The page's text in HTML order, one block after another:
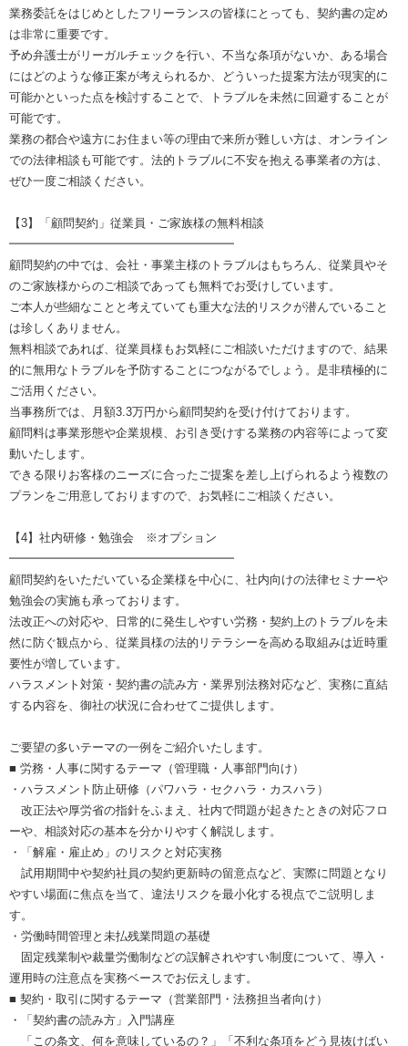
業務委託をはじめとしたフリーランスの皆様にとっても、契約書の定め
は非常に重要です。
予め弁護士がリーガルチェックを行い、不当な条項がないか、ある場合
にはどのような修正案が考えられるか、どういった提案方法が現実的に
可能かといった点を検討することで、トラブルを未然に回避することが
可能です。
業務の都合や遠方にお住まい等の理由で来所が難しい方は、オンライン
での法律相談も可能です。法的トラブルに不安を抱える事業者の方は、
ぜひ一度ご相談ください。
【3】「顧問契約」従業員・ご家族様の無料相談
━━━━━━━━━━━━━━━━━━━
顧問契約の中では、会社・事業主様のトラブルはもちろん、従業員やそ
のご家族様からのご相談であっても無料でお受けしています。
ご本人が些細なことと考えていても重大な法的リスクが潜んでいること
は珍しくありません。
無料相談であれば、従業員様もお気軽にご相談いただけますので、結果
的に無用なトラブルを予防することにつながるでしょう。是非積極的に
ご活用ください。
当事務所では、月額3.3万円から顧問契約を受け付けております。
顧問料は事業形態や企業規模、お引き受けする業務の内容等によって変
動いたします。
できる限りお客様のニーズに合ったご提案を差し上げられるよう複数の
プランをご用意しておりますので、お気軽にご相談ください。
【4】社内研修・勉強会 ※オプション
━━━━━━━━━━━━━━━━━━━
顧問契約をいただいている企業様を中心に、社内向けの法律セミナーや
勉強会の実施も承っております。
法改正への対応や、日常的に発生しやすい労務・契約上のトラブルを未
然に防ぐ観点から、従業員様の法的リテラシーを高める取組みは近時重
要性が増しています。
ハラスメント対策・契約書の読み方・業界別法務対応など、実務に直結
する内容を、御社の状況に合わせてご提供します。
ご要望の多いテーマの一例をご紹介いたします。
■ 労務・人事に関するテーマ（管理職・人事部門向け）
・ハラスメント防止研修（パワハラ・セクハラ・カスハラ）
改正法や厚労省の指針をふまえ、社内で問題が起きたときの対応フロ
ーや、相談対応の基本を分かりやすく解説します。
・「解雇・雇止め」のリスクと対応実務
試用期間中や契約社員の契約更新時の留意点など、実際に問題となり
やすい場面に焦点を当て、違法リスクを最小化する視点でご説明しま
す。
・労働時間管理と未払残業問題の基礎
固定残業制や裁量労働制などの誤解されやすい制度について、導入・
運用時の注意点を実務ベースでお伝えします。
■ 契約・取引に関するテーマ（営業部門・法務担当者向け）
・「契約書の読み方」入門講座
「この条文、何を意味しているの？」「不利な条項をどう見抜けばい